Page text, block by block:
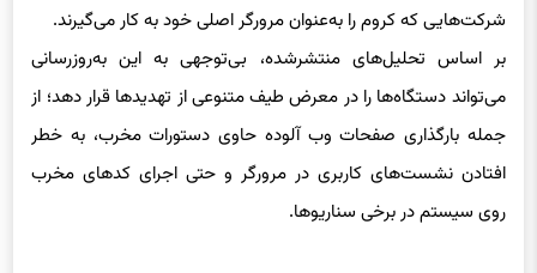
بر اساس تحلیل‌های منتشرشده، بی‌توجهی به این به‌روزرسانی
می‌تواند دستگاه‌ها را در معرض طیف متنوعی از تهدیدها قرار دهد؛ از
جمله بارگذاری صفحات وب آلوده حاوی دستورات مخرب، به خطر
افتادن نشست‌های کاربری در مرورگر و حتی اجرای کدهای مخرب
روی سیستم در برخی سناریوها.